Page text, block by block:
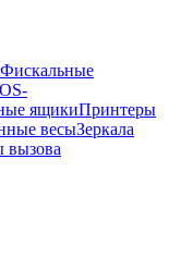
Фискальные
ящикиПринтеры
весыЗеркала
вызова